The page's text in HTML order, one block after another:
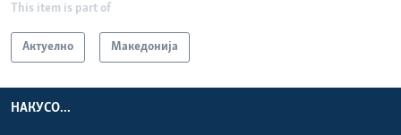
This item is part of
Актуелно Македонија
НАКУСО...